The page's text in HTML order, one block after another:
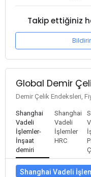
Takip ettiğiniz
Global Demir
Demir Çelik Endeksleri,
Shanghai
Vadeli
İşlemler-
İnşaat
demiri
Shanghai
Vadeli
İşlemler
HRC
Shanghai Vadeli